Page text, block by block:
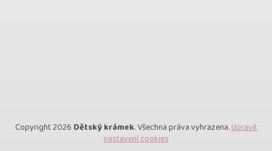
Copyright 2026 Dětský krámek. Všechna práva vyhrazena.Upravit
nastavení cookies